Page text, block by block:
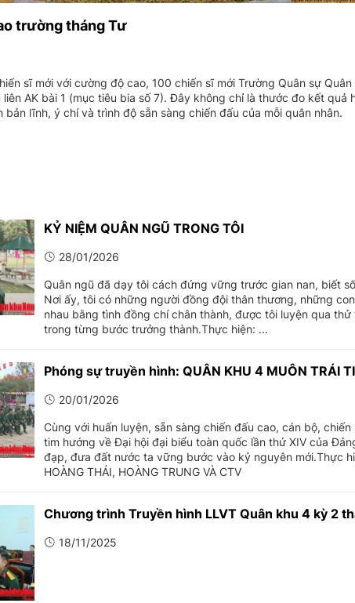
trường tháng Tư
sĩ mới với cường độ cao, 100 chiến sĩ mới Trường Quân sự
AK bài 1 (mục tiêu bia số 7). Đây không chỉ là thước đo kết quả
bản lĩnh, ý chí và trình độ sẵn sàng chiến đấu của mỗi quân nhân.
KỶ NIỆM QUÂN NGŨ TRONG TÔI
28/01/2026
Quân ngũ đã dạy tôi cách đứng vững trước gian nan, biết
Nơi ấy, tôi có những người đồng đội thân thương, những
nhau bằng tình đồng chí chân thành, được tôi luyện qua
trong từng bước trưởng thành.Thực hiện: ...
Phóng sự truyền hình: QUÂN KHU 4 MUÔN TRÁI
20/01/2026
Cùng với huấn luyện, sẵn sàng chiến đấu cao, cán bộ,
tim hướng về Đại hội đại biểu toàn quốc lần thứ XIV của
đạp, đưa đất nước ta vững bước vào kỷ nguyên mới.Thực
HOÀNG THÁI, HOÀNG TRUNG VÀ CTV
Chương trình Truyền hình LLVT Quân khu 4 kỳ 2
18/11/2025